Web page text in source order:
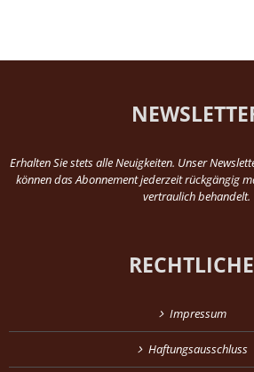
Erhalten Sie stets alle Neuigkeiten. Unser
können das Abonnement jederzeit rückgängig
vertraulich behandelt.
Impressum
Haftungsausschluss